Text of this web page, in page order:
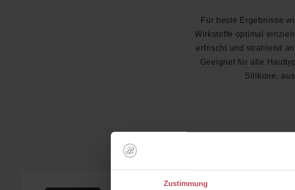
Zustimmung
Für beste Ergebnisse
Wirkstoffe optimal
erfrischt und strahlend
Geeignet für alle
Silikone,